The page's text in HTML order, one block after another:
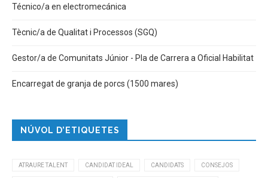
Técnico/a en electromecánica
Tècnic/a de Qualitat i Processos (SGQ)
Gestor/a de Comunitats Júnior - Pla de Carrera a Oficial Habilitat
Encarregat de granja de porcs (1500 mares)
NÚVOL D’ETIQUETES
ATRAURE TALENT CANDIDAT IDEAL CANDIDATS CONSEJOS